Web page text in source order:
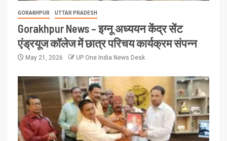
GORAKHPUR UTTAR PRADESH
Gorakhpur News – इग्नू अध्ययन केंद्र सेंट
एंड्रयूज कॉलेज में छात्र परिचय कार्यक्रम संपन्न
May 21, 2026 UP One India News Desk